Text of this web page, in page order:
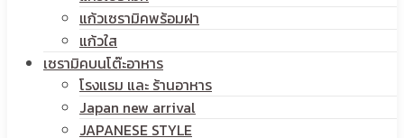
แก้วเซรามิคพร้อมฝา
แก้วใส
เซรามิคบนโต๊ะอาหาร
โรงแรม และ ร้านอาหาร
Japan new arrival
JAPANESE STYLE